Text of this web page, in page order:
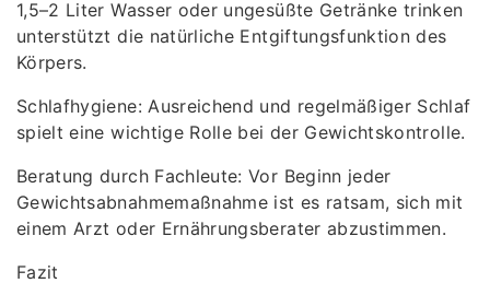
1,5–2 Liter Wasser oder ungesüßte Getränke trinken
unterstützt die natürliche Entgiftungsfunktion des
Körpers.
Schlafhygiene: Ausreichend und regelmäßiger Schlaf
spielt eine wichtige Rolle bei der Gewichtskontrolle.
Beratung durch Fachleute: Vor Beginn jeder
Gewichtsabnahmemaßnahme ist es ratsam, sich mit
einem Arzt oder Ernährungsberater abzustimmen.
Fazit